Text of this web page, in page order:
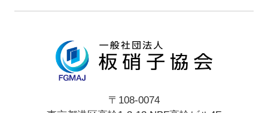
〒108-0074